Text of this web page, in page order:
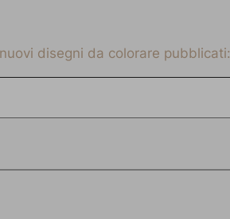
disegni da colorare pubblicati: